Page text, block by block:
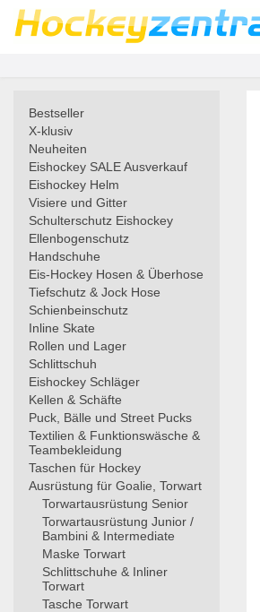
Bestseller
X-klusiv
Neuheiten
Eishockey SALE Ausverkauf
Eishockey Helm
Visiere und Gitter
Schulterschutz Eishockey
Ellenbogenschutz
Handschuhe
Eis-Hockey Hosen & Überhose
Tiefschutz & Jock Hose
Schienbeinschutz
Inline Skate
Rollen und Lager
Schlittschuh
Eishockey Schläger
Kellen & Schäfte
Puck, Bälle und Street Pucks
Textilien & Funktionswäsche &
Teambekleidung
Taschen für Hockey
Ausrüstung für Goalie, Torwart
Torwartausrüstung Senior
Torwartausrüstung Junior /
Bambini & Intermediate
Maske Torwart
Schlittschuhe & Inliner
Torwart
Tasche Torwart